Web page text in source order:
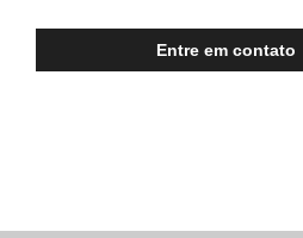
Entre em contato